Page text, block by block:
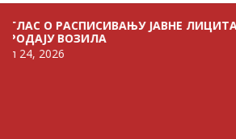
РАСПИСИВАЊУ ЈАВНЕ ЛИЦИТАЦИЈЕ ЗА
ВОЗИЛА